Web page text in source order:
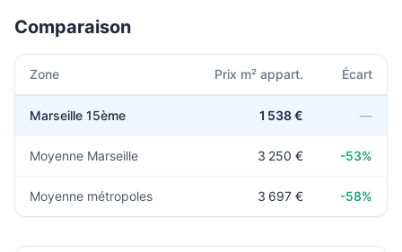
Comparaison
Zone Prix m² appart. Écart
Marseille 15ème 1 538 € —
Moyenne Marseille 3 250 € -53%
Moyenne métropoles 3 697 € -58%